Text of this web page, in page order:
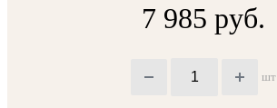
7 985 руб.
шт